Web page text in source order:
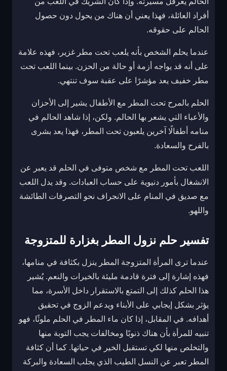
أفراد العائلة، فهذا يعني أن هناك من يحول دون حصول
الحالم على حقوقه.
عندما يحلم الشخص بأنه يلعب تحت مطر غزير، فهذه علامة
على أنه قد يواجه أزمة أو حالة من الحزن. بينما اللعب تحت
مطر خفيف يعد مؤشرًا على عقبة سوف تنتهي.
الحلم بالمرح تحت المطر مع الأطفال يشير إلى الأحزان
والأعباء التي يشعر بها الحالم. ولكن، إذا شاهد الحالم في
منامه أطفالًا آخرين يلعبون تحت المطر، فهذا يعد بشرى
بالفرح والسعادة.
اللعب تحت المطر مع شخص متوفى في الحلم قد يعبر عن
الانشغال بأمور دنيوية على حساب العبادات. وقد يدل اللعب
مع صديق في المنام على الانجراف نحو التصرفات الطائشة
واللهو.
تفسير حلم نزول المطر بغزارة للمتزوجة
عندما ترى المرأة المتزوجة المطر ينزل بكثافة في منامها،
فهذه إشارة إلى فترة قادمة مليئة بالخيرات والنعم. يُشير
هذا الحلم كذلك إلى التمتع بالاستقرار داخل الأسرة، مما
يؤثر بشكل إيجابي على الأبناء ويدعم الزوج في تحقيق
أهدافه. في المقابل، إذا كان ماء المطر في الحلم ملوثًا، فهو
تنبيه للمرأة بأن هناك ذنوبًا ومخالفات يجب التوبة منها
والتخلص منها لكي تستقبل الخير في حياتها. كما أن كثافة
المطر تعبر عن النسل الطيب الذي يجلب السعادة والبركة